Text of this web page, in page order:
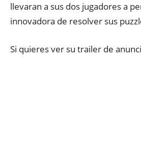
llevaran a sus dos jugadores a
innovadora de resolver sus
Si quieres ver su trailer de